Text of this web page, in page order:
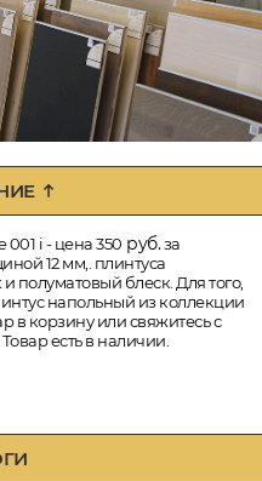
i - цена 350 руб.за
12 мм,. плинтуса
полуматовый блеск. Для того,
напольный из коллекции
в корзину или свяжитесь с
есть в наличии.